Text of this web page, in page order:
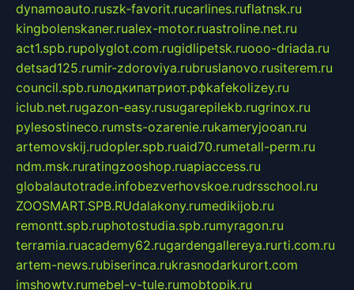
dynamoauto.ruszk-favorit.rucarlines.ruflatnsk.ru
kingbolenskaner.rualex-motor.ruastroline.net.ru
act1.spb.rupolyglot.com.rugidlipetsk.ruooo-driada.ru
detsad125.rumir-zdoroviya.rubruslanovo.rusiterem.ru
council.spb.ruлодкипатриот.рфkafekolizey.ru
iclub.net.rugazon-easy.rusugarepilekb.rugrinox.ru
pylesostineco.rumsts-ozarenie.rukameryjooan.ru
artemovskij.rudopler.spb.ruaid70.rumetall-perm.ru
ndm.msk.ruratingzooshop.ruapiaccess.ru
globalautotrade.infobezverhovskoe.rudrsschool.ru
ZOOSMART.SPB.RUdalakony.rumedikijob.ru
remontt.spb.ruphotostudia.spb.rumyragon.ru
terramia.ruacademy62.rugardengallereya.rurti.com.ru
artem-news.rubiserinca.rukrasnodarkurort.com
imshowtv.rumebel-v-tule.rumobtopik.ru